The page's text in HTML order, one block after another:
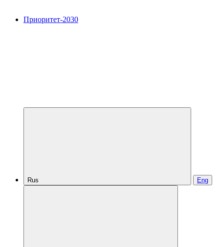
Приоритет-2030
Rus Eng